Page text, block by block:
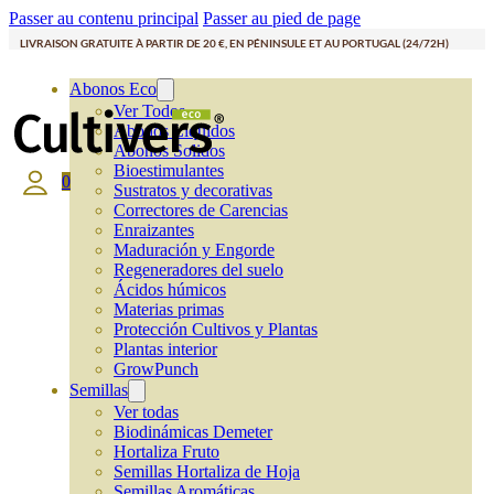
Passer au contenu principal Passer au pied de page
LIVRAISON GRATUITE À PARTIR DE 20 €, EN PÉNINSULE ET AU PORTUGAL (24/72H)
Abonos Eco
Ver Todos
Abonos Líquidos
Abonos Solidos
Bioestimulantes
Sustratos y decorativas
Correctores de Carencias
Enraizantes
Maduración y Engorde
Regeneradores del suelo
Ácidos húmicos
Materias primas
Protección Cultivos y Plantas
Plantas interior
GrowPunch
Semillas
Ver todas
Biodinámicas Demeter
Hortaliza Fruto
Semillas Hortaliza de Hoja
0